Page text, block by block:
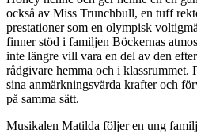
också av Miss Trunchbull, en tuff
prestationer som en olympisk
finner stöd i familjen Böckernas
inte längre vill vara en del av den
rådgivare hemma och i klassrummet.
sina anmärkningsvärda krafter och
på samma sätt.
Musikalen Matilda följer en ung